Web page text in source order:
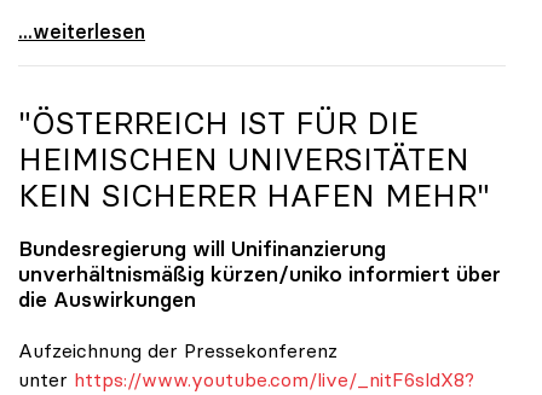
#UnisRetten Warum es sich zu demonstrieren lohnt
...weiterlesen
"ÖSTERREICH IST FÜR DIE
HEIMISCHEN UNIVERSITÄTEN
KEIN SICHERER HAFEN MEHR"
Bundesregierung will Unifinanzierung
unverhältnismäßig kürzen/uniko informiert über
die Auswirkungen
Aufzeichnung der Pressekonferenz
unter https://www.youtube.com/live/_nitF6sldX8?